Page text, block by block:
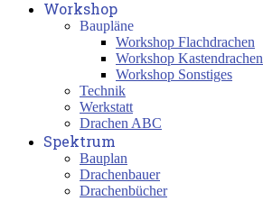
Workshop
Baupläne
Workshop Flachdrachen
Workshop Kastendrachen
Workshop Sonstiges
Technik
Werkstatt
Drachen ABC
Spektrum
Bauplan
Drachenbauer
Drachenbücher